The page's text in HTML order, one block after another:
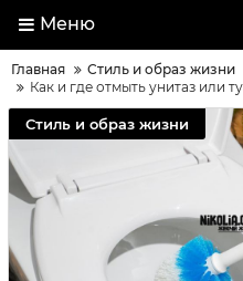
Меню
Главная
Стиль и образ жизни
Как и где отмыть унитаз или
Стиль и образ жизни